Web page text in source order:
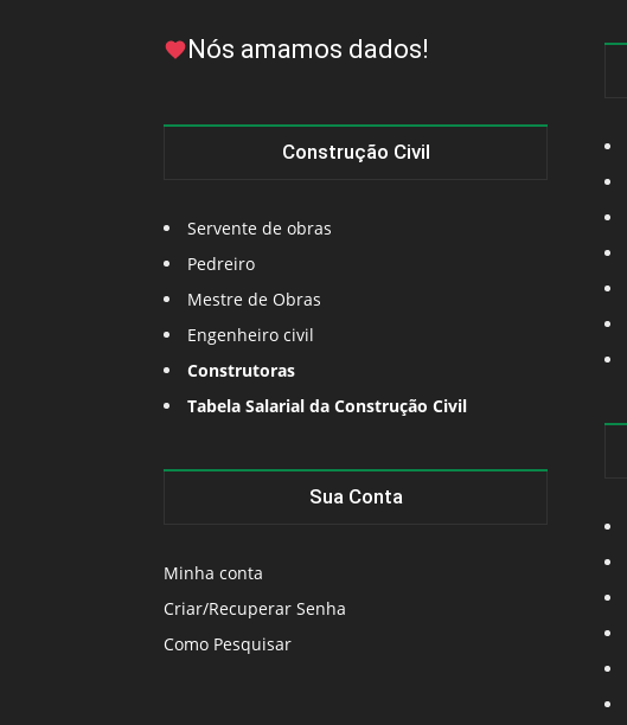
Nós amamos dados!
Construção Civil
Servente de obras
Pedreiro
Mestre de Obras
Engenheiro civil
Construtoras
Tabela Salarial da Construção Civil
Sua Conta
Minha conta
Criar/Recuperar Senha
Como Pesquisar